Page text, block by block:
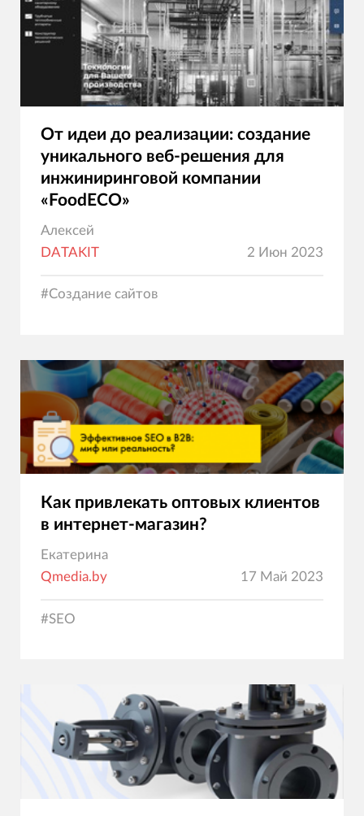
От идеи до реализации: создание
уникального веб-решения для
инжиниринговой компании
«FoodECO»
Алексей
DATAKIT
2 Июн 2023
#Создание сайтов
Как привлекать оптовых клиентов
в интернет-магазин?
Екатерина
Qmedia.by
17 Май 2023
#SEO